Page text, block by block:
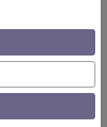
Santo 520